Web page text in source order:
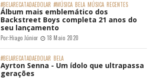
#BELARECATADAEDOLAR #MÚSICA BELA MÚSICA RECENTES
Álbum mais emblemático dos
Backstreet Boys completa 21 anos do
seu lançamento
Por:Hiago Júnior 18 Maio 2020
#BELARECATADAEDOLAR BELA
Ayrton Senna - Um ídolo que ultrapassa
gerações